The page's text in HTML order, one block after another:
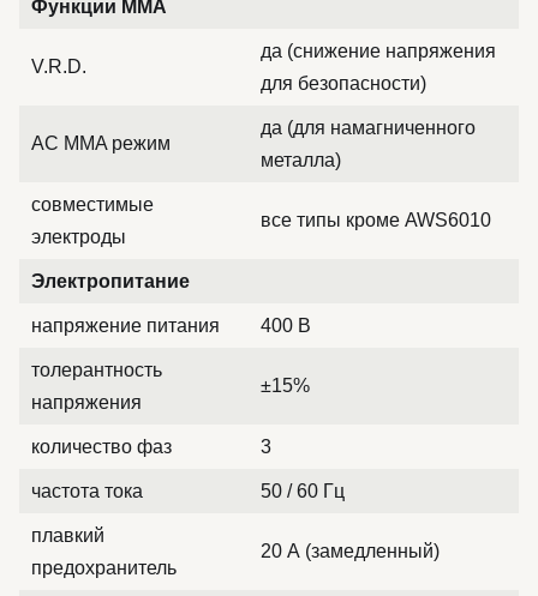
Функции MMA
V.R.D.
да (снижение напряжения
для безопасности)
AC MMA режим
да (для намагниченного
металла)
совместимые
электроды
все типы кроме AWS6010
Электропитание
напряжение питания 400 В
толерантность
напряжения
±15%
количество фаз 3
частота тока 50 / 60 Гц
плавкий
предохранитель
20 А (замедленный)